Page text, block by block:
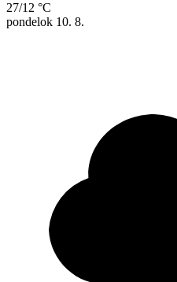
27/12 °C
pondelok 10. 8.